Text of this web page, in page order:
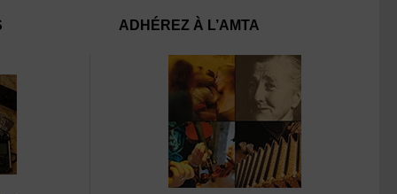
ADHÉREZ À L’AMTA